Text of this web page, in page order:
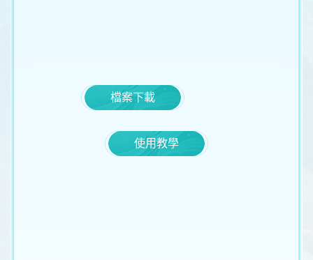
檔案下載
使用教學